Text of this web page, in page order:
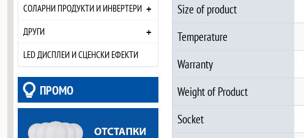
СОЛАРНИ ПРОДУКТИ И ИНВЕРТЕРИ +
ДРУГИ +
LED ДИСПЛЕИ И СЦЕНСКИ ЕФЕКТИ
ПРОМО
Size of product
Temperature
Warranty
Weight of Product
Socket